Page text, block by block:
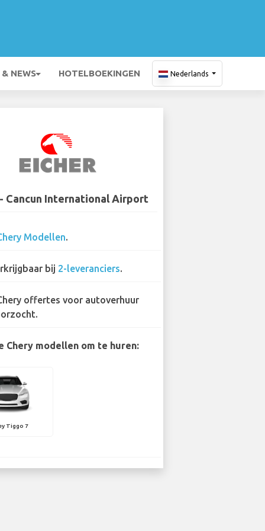
NEWS HOTELBOEKINGEN Nederlands
Cancun International Airport
Modellen.
bij 2-leveranciers.
offertes voor autoverhuur
Chery modellen om te huren:
Tiggo 7